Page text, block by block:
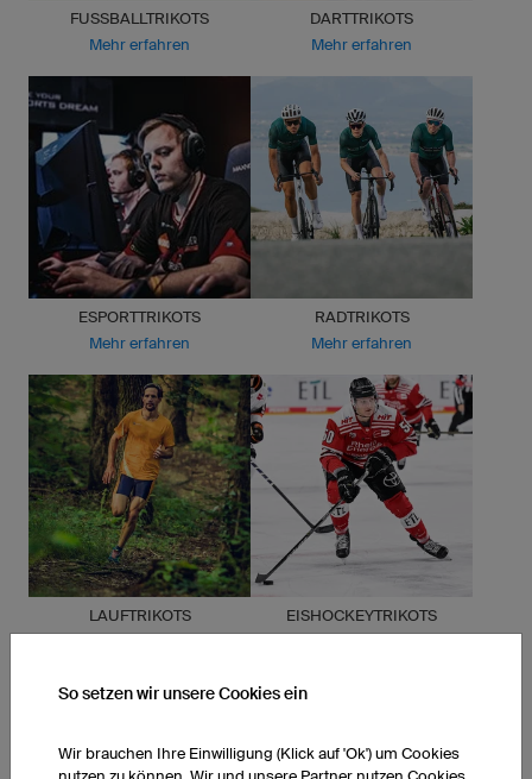
FUSSBALLTRIKOTS
Mehr erfahren
DARTTRIKOTS
Mehr erfahren
ESPORTTRIKOTS
Mehr erfahren
RADTRIKOTS
Mehr erfahren
LAUFTRIKOTS
EISHOCKEYTRIKOTS
So setzen wir unsere Cookies ein
Wir brauchen Ihre Einwilligung (Klick auf 'Ok') um Cookies
nutzen zu können. Wir und unsere Partner nutzen Cookies